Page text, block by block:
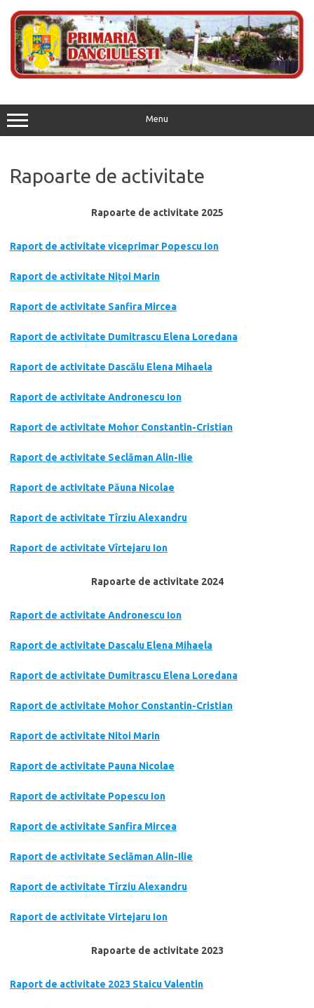
content
Menu
Rapoarte de activitate
Rapoarte de activitate 2025
Raport de activitate viceprimar Popescu Ion
Raport de activitate Nițoi Marin
Raport de activitate Sanfira Mircea
Raport de activitate Dumitrascu Elena Loredana
Raport de activitate Dascălu Elena Mihaela
Raport de activitate Andronescu Ion
Raport de activitate Mohor Constantin-Cristian
Raport de activitate Seclăman Alin-Ilie
Raport de activitate Păuna Nicolae
Raport de activitate Tîrziu Alexandru
Raport de activitate Vîrtejaru Ion
Rapoarte de activitate 2024
Raport de activitate Andronescu Ion
Raport de activitate Dascalu Elena Mihaela
Raport de activitate Dumitrascu Elena Loredana
Raport de activitate Mohor Constantin-Cristian
Raport de activitate Nitoi Marin
Raport de activitate Pauna Nicolae
Raport de activitate Popescu Ion
Raport de activitate Sanfira Mircea
Raport de activitate Seclăman Alin-Ilie
Raport de activitate Tîrziu Alexandru
Raport de activitate Virtejaru Ion
Rapoarte de activitate 2023
Raport de activitate 2023 Staicu Valentin